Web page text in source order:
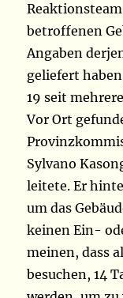
betroffenen
Angaben
geliefert
19 seit
Vor Ort
Sylvano
leitete. Er
um das
keinen Ein-
meinen, dass
besuchen, 14